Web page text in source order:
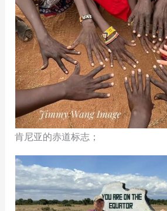
肯尼亚的赤道标志；